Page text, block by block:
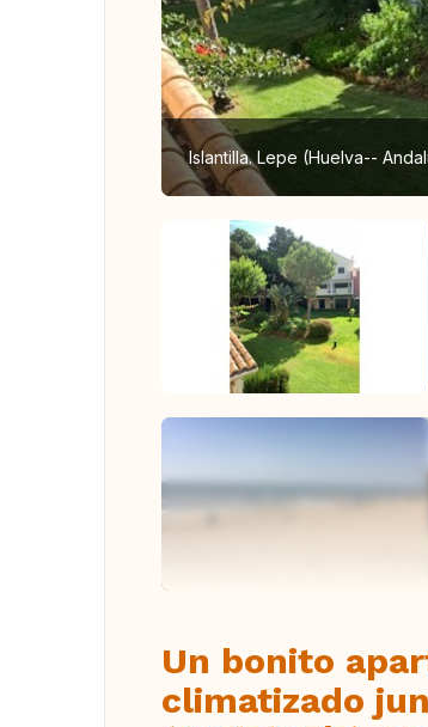
Islantilla. Lepe (Huelva--
Un bonito
climatizado